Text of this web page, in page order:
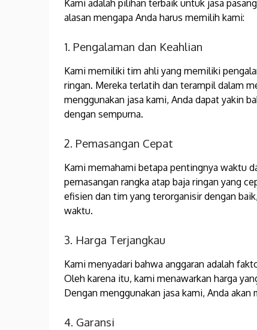
Kami adalah pilihan terbaik untuk jasa
alasan mengapa Anda harus memilih kami:
1. Pengalaman dan Keahlian
Kami memiliki tim ahli yang memiliki
ringan. Mereka terlatih dan terampil dalam
menggunakan jasa kami, Anda dapat yakin
dengan sempurna.
2. Pemasangan Cepat
Kami memahami betapa pentingnya waktu
pemasangan rangka atap baja ringan yang
efisien dan tim yang terorganisir dengan
waktu.
3. Harga Terjangkau
Kami menyadari bahwa anggaran adalah
Oleh karena itu, kami menawarkan harga
Dengan menggunakan jasa kami, Anda
4. Garansi